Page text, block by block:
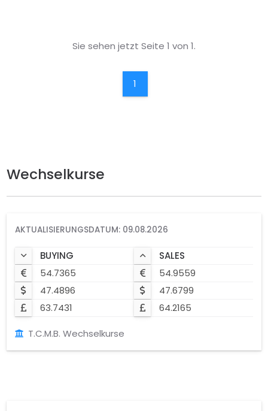
Sie sehen jetzt Seite 1 von 1.
1
Wechselkurse
AKTUALISIERUNGSDATUM: 09.08.2026
BUYING
SALES
54.7365
54.9559
47.4896
47.6799
63.7431
64.2165
T.C.M.B. Wechselkurse